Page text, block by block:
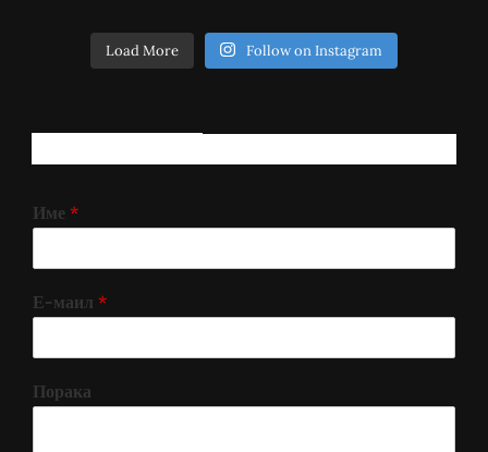
Load More Follow on Instagram
Име *
Е-маил *
Порака